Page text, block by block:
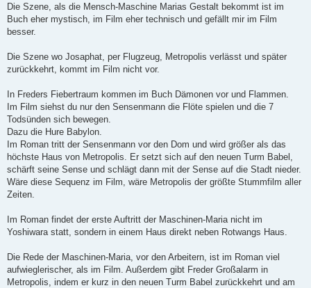
Die Szene, als die Mensch-Maschine Marias Gestalt bekommt ist im
Buch eher mystisch, im Film eher technisch und gefällt mir im Film
besser.
Die Szene wo Josaphat, per Flugzeug, Metropolis verlässt und später
zurückkehrt, kommt im Film nicht vor.
In Freders Fiebertraum kommen im Buch Dämonen vor und Flammen.
Im Film siehst du nur den Sensenmann die Flöte spielen und die 7
Todsünden sich bewegen.
Dazu die Hure Babylon.
Im Roman tritt der Sensenmann vor den Dom und wird größer als das
höchste Haus von Metropolis. Er setzt sich auf den neuen Turm Babel,
schärft seine Sense und schlägt dann mit der Sense auf die Stadt nieder.
Wäre diese Sequenz im Film, wäre Metropolis der größte Stummfilm aller
Zeiten.
Im Roman findet der erste Auftritt der Maschinen-Maria nicht im
Yoshiwara statt, sondern in einem Haus direkt neben Rotwangs Haus.
Die Rede der Maschinen-Maria, vor den Arbeitern, ist im Roman viel
aufwieglerischer, als im Film. Außerdem gibt Freder Großalarm in
Metropolis, indem er kurz in den neuen Turm Babel zurückkehrt und am